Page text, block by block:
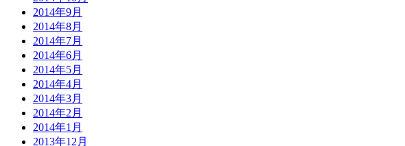
2014年9月
2014年8月
2014年7月
2014年6月
2014年5月
2014年4月
2014年3月
2014年2月
2014年1月
2013年12月